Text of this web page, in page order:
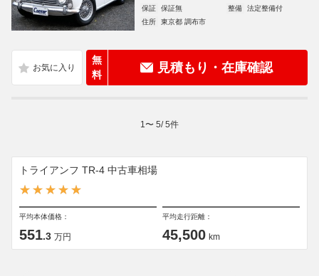
保証
保証無 整備
法定整備付
住所
東京都 調布市
無
料
見積もり・在庫確認
1 〜 5/5件
トライアンフ TR-4 中古車相場
平均本体価格：
551.3 万円
平均走行距離：
45,500 km